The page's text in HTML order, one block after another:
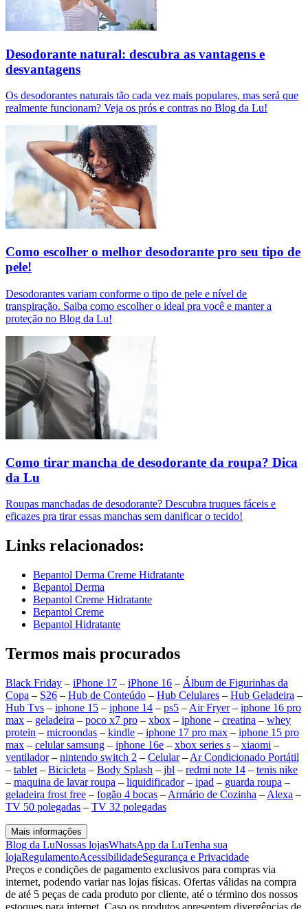
Desodorante natural: descubra as vantagens e
desvantagens
Os desodorantes naturais tão cada vez mais populares, mas será que
realmente funcionam? Veja os prós e contras no Blog da Lu!
Como escolher o melhor desodorante pro seu tipo de
pele!
Desodorantes variam conforme o tipo de pele e nível de
transpiração. Saiba como escolher o ideal pra você e manter a
proteção no Blog da Lu!
Como tirar mancha de desodorante da roupa​? Dica
da Lu
Roupas manchadas de desodorante? Descubra truques fáceis e
eficazes pra tirar essas manchas sem danificar o tecido!
Links relacionados:
Bepantol Derma Creme Hidratante
Bepantol Derma
Bepantol Creme Hidratante
Bepantol Creme
Bepantol Hidratante
Termos mais procurados
Black Friday – iPhone 17 – iPhone 16 – Álbum de Figurinhas da
Copa – S26 – Hub de Conteúdo – Hub Celulares – Hub Geladeira –
Hub Tvs – iphone 15 – iphone 14 – ps5 – Air Fryer– iphone 16 pro
max – geladeira – poco x7 pro – xbox – iphone – creatina – whey
protein – microondas – kindle – iphone 17 pro max – iphone 15 pro
max – celular samsung – iphone 16e – xbox series s – xiaomi –
ventilador– nintendo switch 2 – Celular– Ar Condicionado Portátil
– tablet – Bicicleta – Body Splash – jbl – redmi note 14 – tenis nike
– maquina de lavar roupa – liquidificador– ipad – guarda roupa –
geladeira frost free – fogão 4 bocas – Armário de Cozinha – Alexa –
TV 50 polegadas – TV 32 polegadas
Mais informações
Blog da LuNossas lojasWhatsApp da LuTenha sua
lojaRegulamentoAcessibilidadeSegurança e Privacidade
Preços e condições de pagamento exclusivos para compras via
internet, podendo variar nas lojas físicas. Ofertas válidas na compra
de até 5 peças de cada produto por cliente, até o término dos nossos
estoques para internet. Caso os produtos apresentem divergências de